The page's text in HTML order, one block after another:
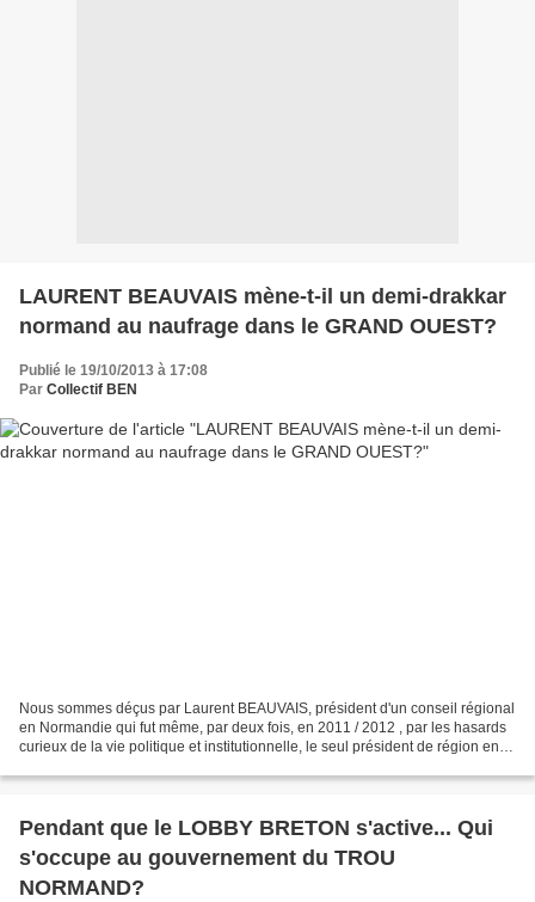
LAURENT BEAUVAIS mène-t-il un demi-drakkar
normand au naufrage dans le GRAND OUEST?
Publié le 19/10/2013 à 17:08
Par Collectif BEN
Nous sommes déçus par Laurent BEAUVAIS, président d'un conseil régional
en Normandie qui fut même, par deux fois, en 2011 / 2012 , par les hasards
curieux de la vie politique et institutionnelle, le seul président de région en
Pendant que le LOBBY BRETON s'active... Qui
s'occupe au gouvernement du TROU
NORMAND?